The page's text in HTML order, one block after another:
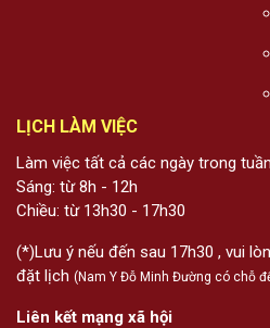
LỊCH LÀM VIỆC
Làm việc tất cả các ngày trong tuần
Sáng: từ 8h - 12h
Chiều: từ 13h30 - 17h30
(*)Lưu ý nếu đến sau 17h30 , vui
đặt lịch (Nam Y Đỗ Minh Đường có chỗ
Liên kết mạng xã hội